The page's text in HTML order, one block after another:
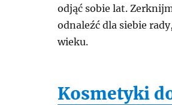
odjąć sobie lat.
odnaleźć dla siebie
wieku.
Kosmetyki